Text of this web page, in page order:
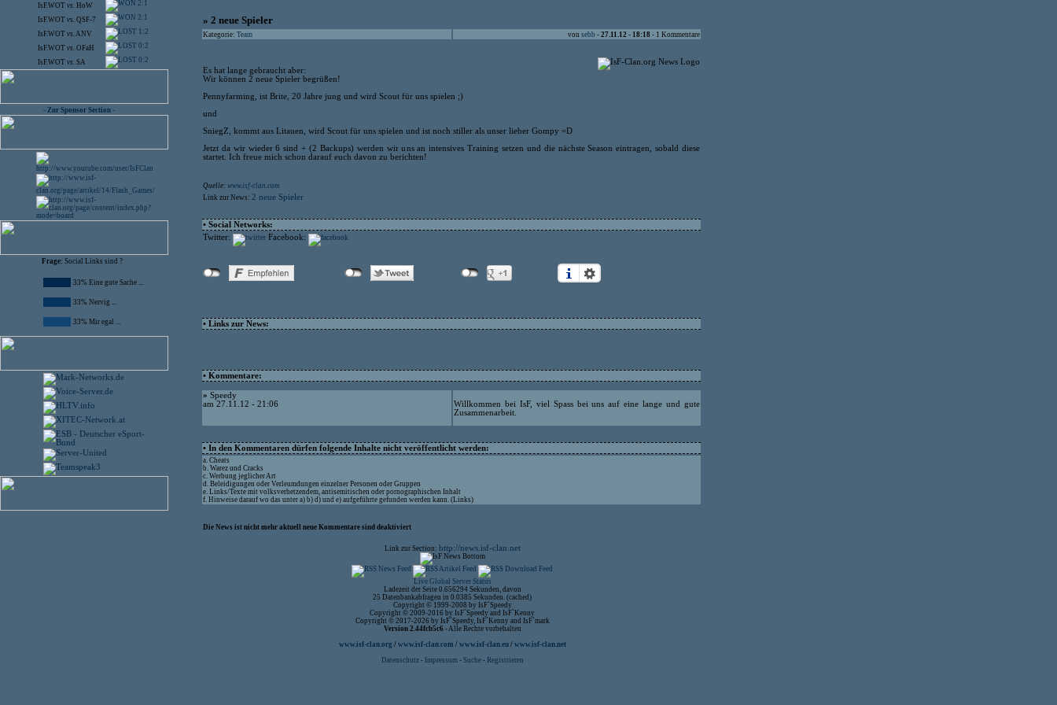
IsF.WOT vs. HoW 2:1
IsF.WOT vs. QSF-7 2:1
IsF.WOT vs.ANV 1:2
IsF.WOT vs. OFaH 0:2
IsF.WOT vs. SA 0:2
- Zur Sponsor Section -
Frage: Social Links sind ?
33% Eine gute Sache ...
33% Nervig ...
33% Mir egal ...
» 2 neue Spieler
Kategorie: Team von sebb - 27.11.12 - 18:18 - 1 Kommentare
Es hat lange gebraucht aber:
Wir können 2 neue Spieler begrüßen!
Pennyfarming, ist Brite, 20 Jahre jung und wird Scout für uns spielen ;)
und
SniegZ, kommt aus Litauen, wird Scout für uns spielen und ist noch stiller als unser lieber Gompy =D
Jetzt da wir wieder 6 sind + (2 Backups) werden wir uns an intensives Training setzen und die nächste Season eintragen, sobald diese
startet. Ich freue mich schon darauf euch davon zu berichten!
Quelle: www.isf-clan.com
Link zur News: 2 neue Spieler
• Social Networks:
Twitter:
Facebook:
• Links zur News:
• Kommentare:
» Speedy
am 27.11.12 - 21:06
Willkommen bei IsF, viel Spass bei uns auf eine lange und gute
Zusammenarbeit.
• In den Kommentaren dürfen folgende Inhalte nicht veröffentlicht werden:
a. Cheats
b. Warez und Cracks
c. Werbung jeglicher Art
d. Beleidigungen oder Verleumdungen einzelner Personen oder Gruppen
e. Links/Texte mit volksverhetzendem, antisemitischen oder pornographischen Inhalt
f. Hinweise darauf wo das unter a) b) d) und e) aufgeführte gefunden werden kann. (Links)
Die News ist nicht mehr aktuell neue Kommentare sind deaktiviert
Link zur Section: http://news.isf-clan.net
Live Global Server Status
Ladezeit der Seite 0.656294 Sekunden, davon
25 Datenbankabfragen in 0.0385 Sekunden. (cached)
Copyright © 1999-2008 by IsF`Speedy
Copyright © 2009-2016 by IsF`Speedy and IsF`Kenny
Copyright © 2017-2026 by IsF`Speedy, IsF`Kenny and IsF`mark
Version 2.44fcb5c6 - Alle Rechte vorbehalten
www.isf-clan.org / www.isf-clan.com / www.isf-clan.eu/ www.isf-clan.net
Datenschutz - Impressum- Suche- Registrieren